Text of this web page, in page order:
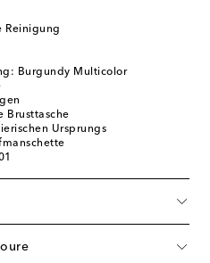
Reinigung
Burgundy Multicolor
Brusttasche
Ursprungs